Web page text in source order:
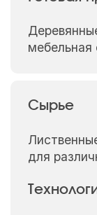
мебельная
Сырье
для